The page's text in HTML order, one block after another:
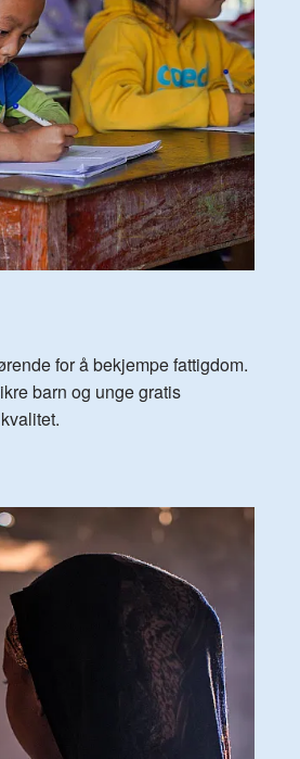
for å bekjempe fattigdom.
barn og unge gratis